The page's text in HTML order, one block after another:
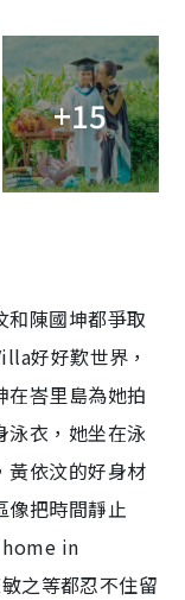
+15
和陳國坤都爭取
好好歎世界，
在峇里島為她拍
泳衣，她坐在泳
黃依汶的好身材
像把時間靜止
in
之等都忍不住留